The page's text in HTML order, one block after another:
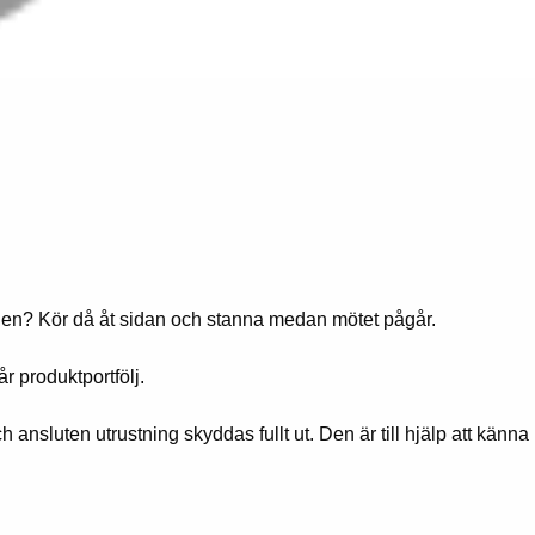
Kör då åt sidan och stanna medan mötet pågår.
produktportfölj.
ansluten utrustning skyddas fullt ut. Den är till hjälp att känna